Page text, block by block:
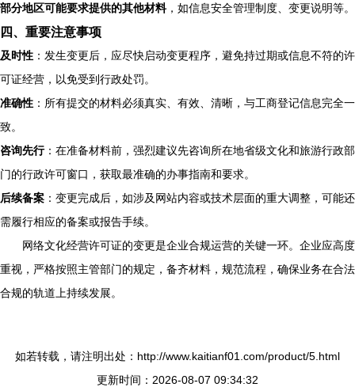
部分地区可能要求提供的其他材料，如信息安全管理制度、变更说明等。
四、重要注意事项
及时性 ：发生变更后，应尽快启动变更程序，避免持过期或信息不符的许
可证经营，以免受到行政处罚。
准确性 ：所有提交的材料必须真实、有效、清晰，与工商登记信息完全一
致。
咨询先行：在准备材料前，强烈建议先咨询所在地省级文化和旅游行政部
门的行政许可窗口，获取最准确的办事指南和要求。
后续备案 ：变更完成后，如涉及网站内容或技术层面的重大调整，可能还
需履行相应的备案或报告手续。
网络文化经营许可证的变更是企业合规运营的关键一环。企业应高度
重视，严格按照主管部门的规定，备齐材料，规范流程，确保业务在合法
合规的轨道上持续发展。
如若转载，请注明出处：http://www.kaitianf01.com/product/5.html
更新时间：2026-08-07 09:34:32